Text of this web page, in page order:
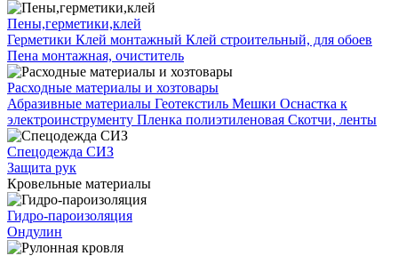
Пены,герметики,клей
Герметики Клей монтажный Клей строительный, для обоев
Пена монтажная, очиститель
Расходные материалы и хозтовары
Абразивные материалы Геотекстиль Мешки Оснастка к
электроинструменту Пленка полиэтиленовая Скотчи, ленты
Спецодежда СИЗ
Защита рук
Кровельные материалы
Гидро-пароизоляция
Ондулин